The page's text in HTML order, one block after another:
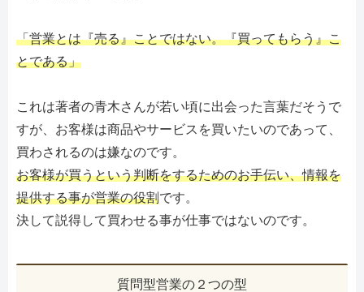
「営業とは『売る』ことではない。『買ってもらう』こ
とである」
これは著者の青木さんが若い頃に出会った言葉だそうで
すが、お客様は商品やサービスを買いたいのであって、
買わされるのは嫌なのです。
お客様が買うという判断をするためのお手伝い、情報を
提供する事が営業の役割です。
決して説得して買わせる事が仕事ではないのです。
質問型営業の２つの型